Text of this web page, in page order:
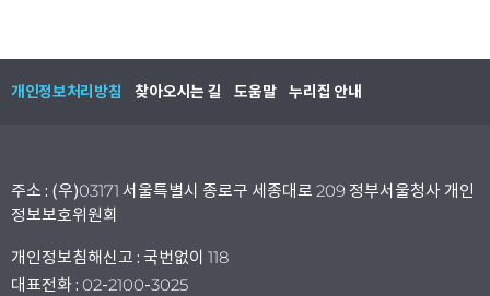
개인정보처리방침 찾아오시는 길 도움말 누리집 안내
주소 : (우)03171 서울특별시 종로구 세종대로 209 정부서울청사 개인
정보보호위원회
개인정보침해신고 : 국번없이 118
대표전화 : 02-2100-3025